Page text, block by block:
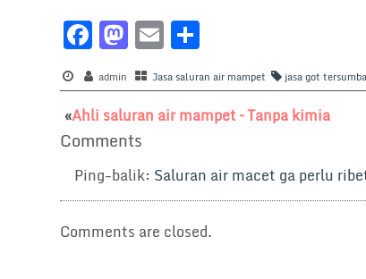
F
a
c
e
b
o
o
k
M
a
st
o
d
o
n
E
m
ai
l
h
ar
e
admin Jasa saluran air mampet jasa got
«Ahli saluran air mampet – Tanpa kimia
Comments
Ping-balik: Saluran air macet ga perlu
Comments are closed.